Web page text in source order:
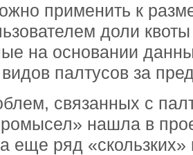
применить к
доли
на основании
палтусов за
связанных с
нашла в
еще ряд «скользких»